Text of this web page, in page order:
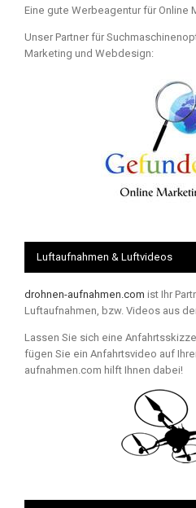
Eine gute Werbeagentur für Online
Unser Partner für
Marketing und Webdesign:
Luftaufnahmen & Luftvideos
drohnen-aufnahmen.com ist Ihr
Luftaufnahmen, bzw. Videos aus
Lassen Sie sich eine
fügen Sie ein Anfahrtsvideo auf
aufnahmen.com hilft Ihnen dabei!